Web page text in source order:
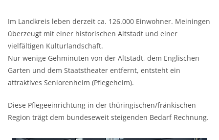
Im Landkreis leben derzeit ca. 126.000 Einwohner. Meiningen
überzeugt mit einer historischen Altstadt und einer
vielfältigen Kulturlandschaft.
Nur wenige Gehminuten von der Altstadt, dem Englischen
Garten und dem Staatstheater entfernt, entsteht ein
attraktives Seniorenheim (Pflegeheim).
Diese Pflegeeinrichtung in der thüringischen/fränkischen
Region trägt dem bundeseweit steigenden Bedarf Rechnung.